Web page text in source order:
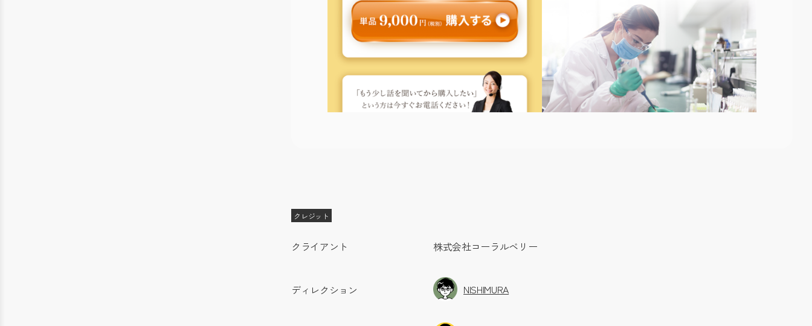
クレジット
クライアント 株式会社コーラルベリー
ディレクション NISHIMURA